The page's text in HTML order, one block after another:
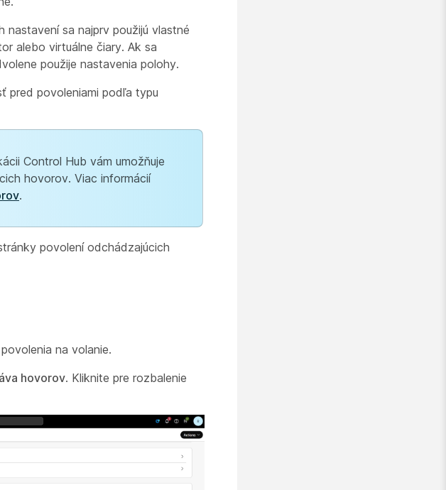
nastavení sa najprv použijú vlastné
alebo virtuálne čiary. Ak sa
použije nastavenia polohy.
pred povoleniami podľa typu
Control Hub vám umožňuje
hovorov. Viac informácií
.
povolení odchádzajúcich
na volanie.
hovorov. Kliknite pre rozbalenie